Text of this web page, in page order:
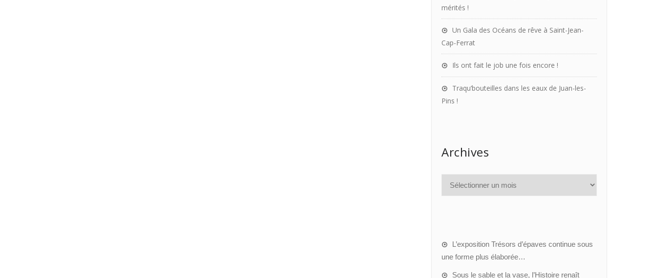
mérités !
Un Gala des Océans de rêve à Saint-Jean-
Cap-Ferrat
Ils ont fait le job une fois encore !
Traqu’bouteilles dans les eaux de Juan-les-
Pins !
Archives
L’exposition Trésors d’épaves continue sous
une forme plus élaborée…
Sous le sable et la vase, l’Histoire renaît